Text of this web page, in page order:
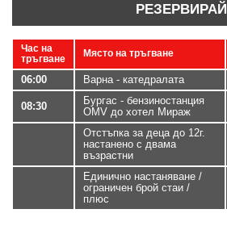
РЕЗЕРВИРАЙ
Час на
тръгване
Място на тръгване
06:00 Варна - катедралата
08:30
Бургас - бензиностанция
OMV до хотел Мираж
Отстъпка за деца до 12г.
настанено с двама
възрастни
Единично настаняване /
ограничен брой стаи /
плюс